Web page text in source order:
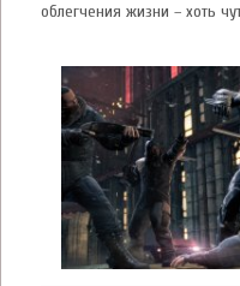
облегчения жизни – хоть